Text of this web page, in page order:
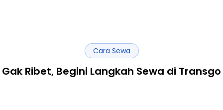
Cara Sewa
Gak Ribet, Begini Langkah Sewa di Transgo